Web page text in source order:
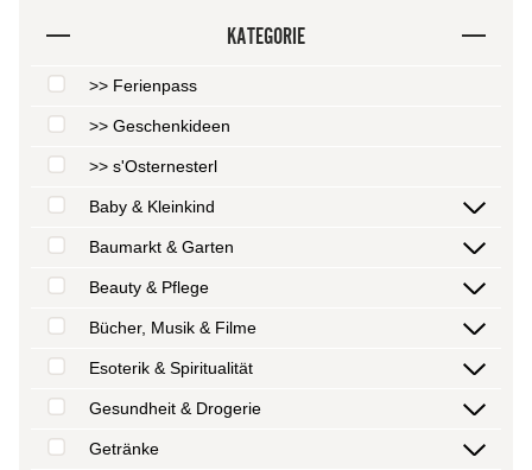
KATEGORIE
>> Ferienpass
>> Geschenkideen
>> s'Osternesterl
Baby & Kleinkind
Baumarkt & Garten
Beauty & Pflege
Bücher, Musik & Filme
Esoterik & Spiritualität
Gesundheit & Drogerie
Getränke